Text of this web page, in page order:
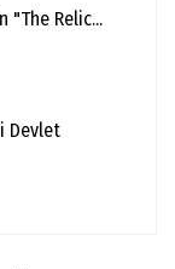
"The Relic...
Devlet